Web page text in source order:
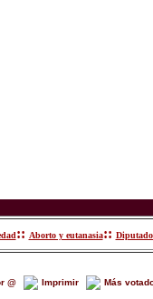
:: Aborto y eutanasia::
@ Imprimir Más